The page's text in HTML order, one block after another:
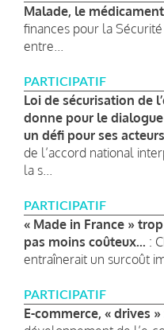
Malade, le
finances pour la
entre...
PARTICIPATIF
Loi de sécurisation de
donne pour le
un défi pour ses acteurs
de l’accord national
la s...
PARTICIPATIF
« Made in France »
pas moins coûteux... :
entraînerait un surcoût
PARTICIPATIF
E-commerce, « drives